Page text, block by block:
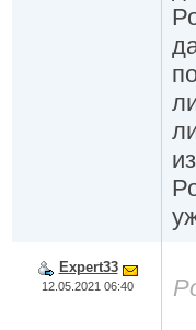
Expert33
12.05.2021 06:40